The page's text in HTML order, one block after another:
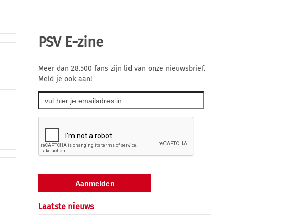
PSV E-zine
Meer dan 28.500 fans zijn lid van onze nieuwsbrief.
Meld je ook aan!
Laatste nieuws